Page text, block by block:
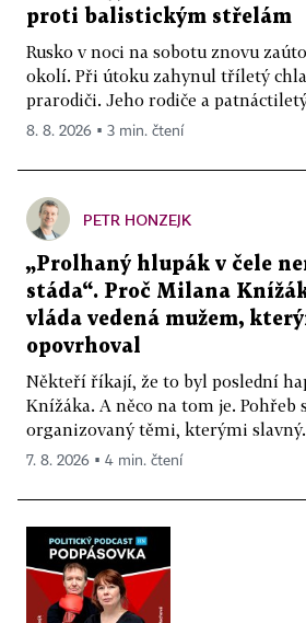
proti balistickým střelám
Rusko v noci na sobotu znovu
okolí. Při útoku zahynul tříletý
prarodiči. Jeho rodiče a
8. 8. 2026 ▪ 3 min. čtení
PETR HONZEJK
„Prolhaný hlupák v čele
stáda“. Proč Milana
vláda vedená mužem,
opovrhoval
Někteří říkají, že to byl poslední
Knížáka. A něco na tom je.
organizovaný těmi, kterými
7. 8. 2026 ▪ 4 min. čtení